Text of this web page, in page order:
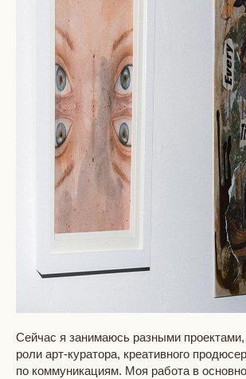
Сейчас я занимаюсь разными
роли арт-куратора, креативного
по коммуникациям. Моя работа в